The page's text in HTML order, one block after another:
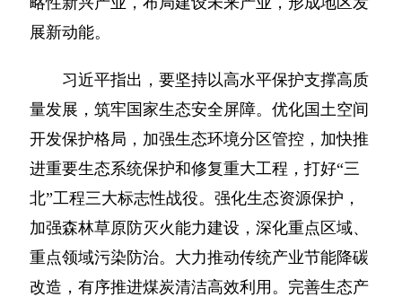
展新动能。
习近平指出，要坚持以高水平保护支撑高质
量发展，筑牢国家生态安全屏障。优化国土空间
开发保护格局，加强生态环境分区管控，加快推
进重要生态系统保护和修复重大工程，打好“三
北”工程三大标志性战役。强化生态资源保护，
加强森林草原防灭火能力建设，深化重点区域、
重点领域污染防治。大力推动传统产业节能降碳
改造，有序推进煤炭清洁高效利用。完善生态产